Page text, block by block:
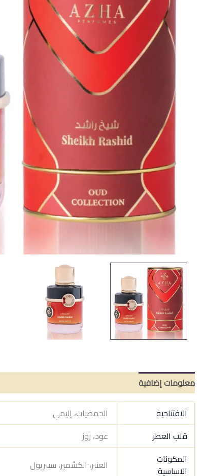
معلومات إضافية
الافتتاحية
الحمضيات، إليمي
قلب العطر
عود، روز
المكونات
الاساسية
العنبر، الكشمير، سيبريول